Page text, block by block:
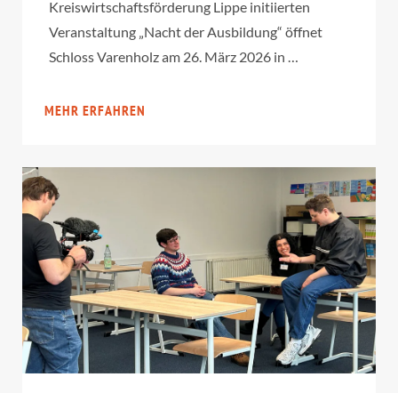
Kreiswirtschaftsförderung Lippe initiierten
Veranstaltung „Nacht der Ausbildung“ öffnet
Schloss Varenholz am 26. März 2026 in …
MEHR ERFAHREN